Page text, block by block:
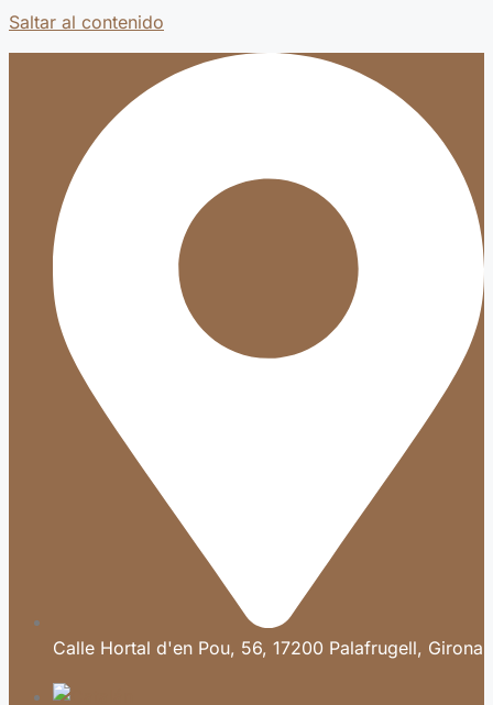
Saltar al contenido
Calle Hortal d'en Pou, 56, 17200 Palafrugell, Girona